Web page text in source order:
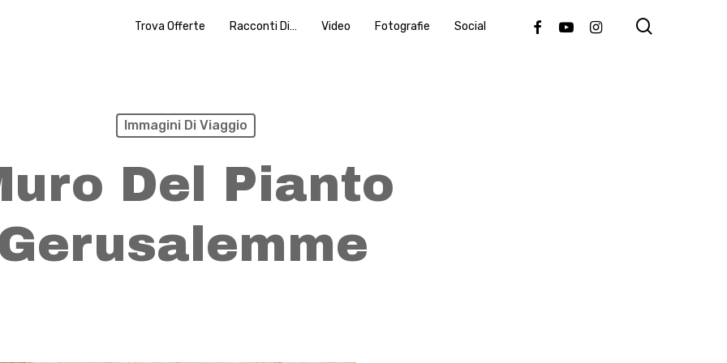
Trova Offerte Racconti Di… Video Fotografie Social FacebookYoutubeInstagram
Immagini Di Viaggio
Del Pianto